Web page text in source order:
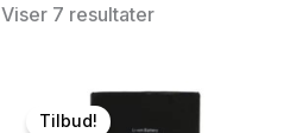
Viser 7 resultater
Tilbud!